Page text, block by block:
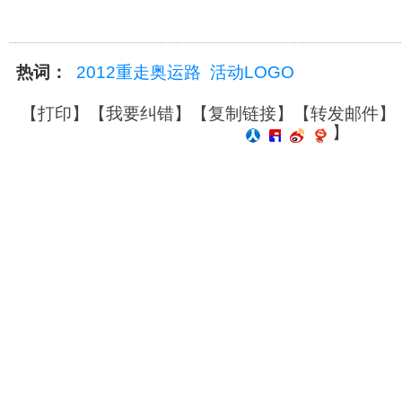
热词： 2012重走奥运路 活动LOGO
【打印】【我要纠错】【复制链接】【转发邮件】
】